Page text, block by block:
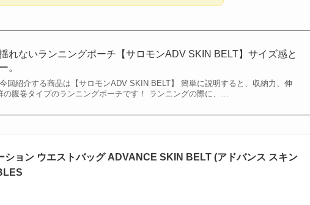
れないランニングポーチ【サロモンADV SKIN BELT】サイズ感と
。
回紹介する商品は【サロモンADV SKIN BELT】 簡単に説明すると、収納力、伸
の腹巻タイプのランニングポーチです！ ランニングの際に、…
ション ウエストバッグ ADVANCE SKIN BELT (アドバンス スキン